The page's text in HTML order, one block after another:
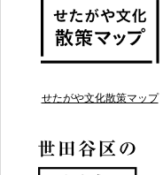
せたがや文化散策マップ